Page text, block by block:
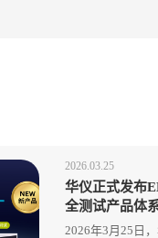
2026.03.25
华仪正式发布
全测试产品体
2026年3月25日